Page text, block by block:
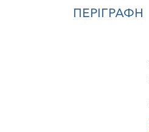
ΠΕΡΙΓΡΑΦΉ